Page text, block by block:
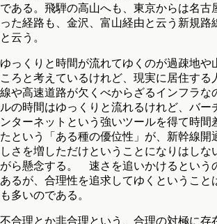
である。飛騨の高山へも、東京からは名古
った経路も、金沢、富山経由と云う新規路
と云う。
ゆっくりと時間が流れてゆくのが過疎地や
ころと考えているけれど、現実に居住する
線や高速道路が欠くべからざるインフラ
ルの時間はゆっくりと流れるけれど、バー
ンターネットという強いツールを得て時間
たという「ある種の優位性」が、新幹線開
しさを増しただけということになりはしな
がら懸念する。 速さを追いかけるという
あるが、合理性を追求してゆくということ
も多いのである。
不合理とか非合理という、合理の対極に存